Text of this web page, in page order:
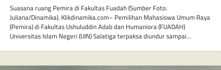
Suasana ruang Pemira di Fakultas Fuadah (Sumber Foto:
Juliana/Dinamika). Klikdinamika.com– Pemilihan Mahasiswa Umum Raya
(Pemira) di Fakultas Ushuluddin Adab dan Humaniora (FUADAH)
Universitas Islam Negeri (UIN) Salatiga terpaksa diundur sampai…